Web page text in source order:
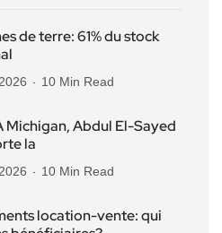
de terre: 61% du stock
10 Min Read
Michigan, Abdul El-Sayed
la
10 Min Read
location-vente: qui